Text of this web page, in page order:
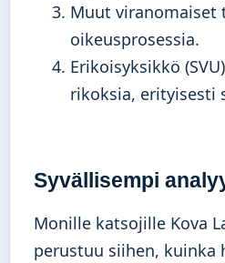
Muut viranomaiset
oikeusprosessia.
Erikoisyksikkö
rikoksia, erityisesti
Syvällisempi
Monille katsojille Kova
perustuu siihen, kuinka